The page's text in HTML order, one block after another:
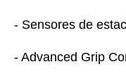
- Sensores de
- Advanced Grip